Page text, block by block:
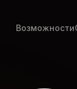
Возможности